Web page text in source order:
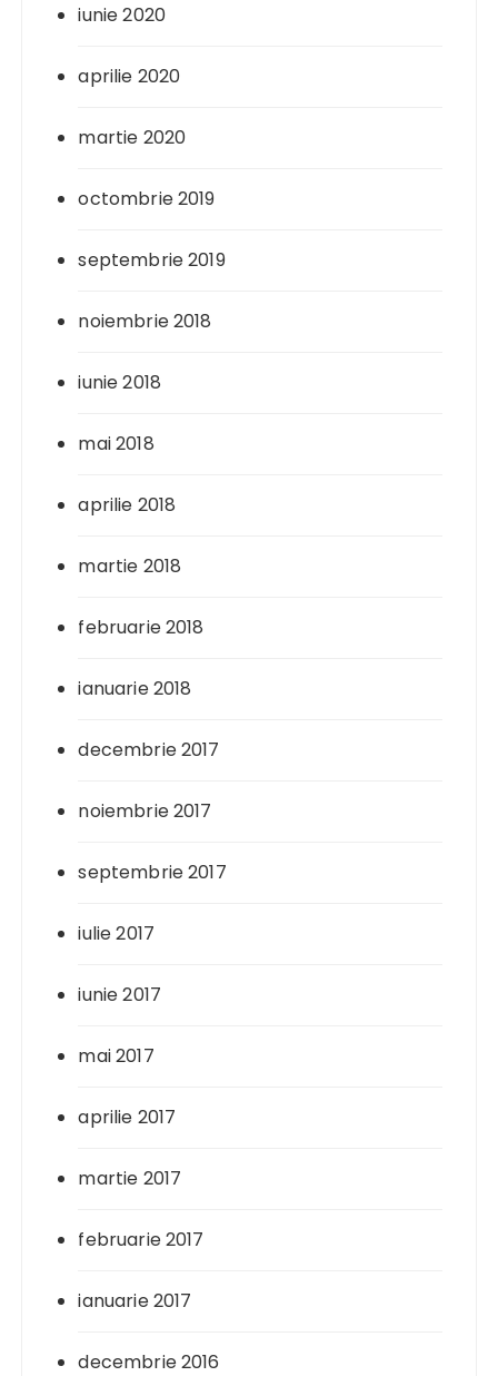
iunie 2020
aprilie 2020
martie 2020
octombrie 2019
septembrie 2019
noiembrie 2018
iunie 2018
mai 2018
aprilie 2018
martie 2018
februarie 2018
ianuarie 2018
decembrie 2017
noiembrie 2017
septembrie 2017
iulie 2017
iunie 2017
mai 2017
aprilie 2017
martie 2017
februarie 2017
ianuarie 2017
decembrie 2016